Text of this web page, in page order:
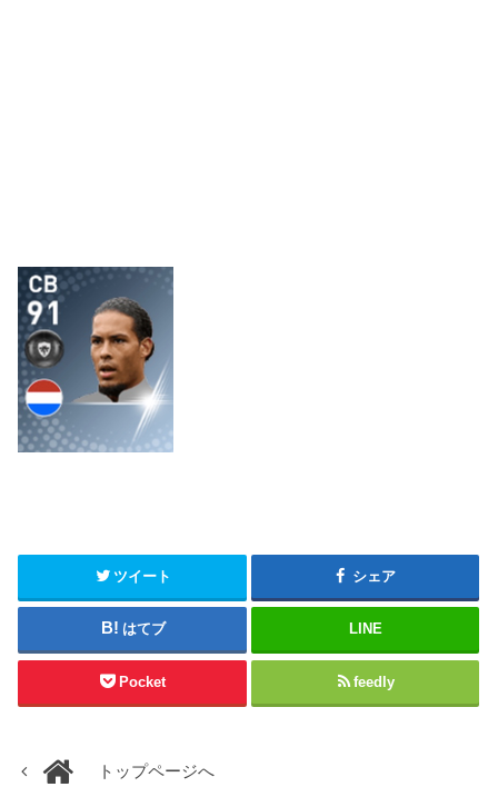
ツイート シェア
はてブ LINE
Pocket feedly
トップページへ